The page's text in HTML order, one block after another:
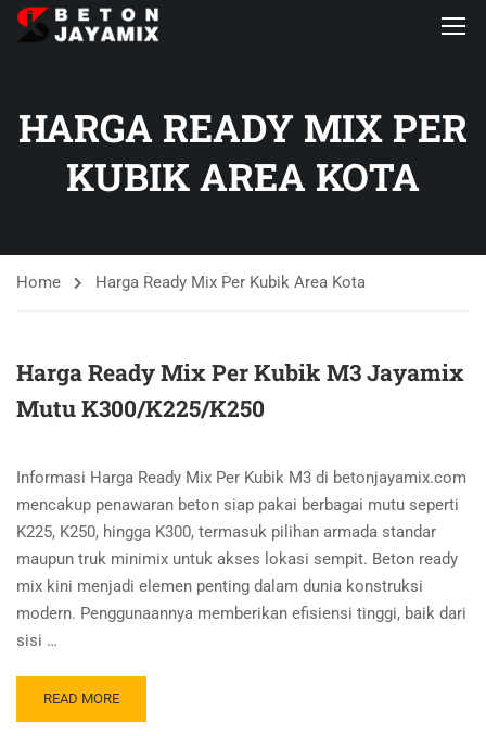
HARGA READY MIX PER
KUBIK AREA KOTA
Home Harga Ready Mix Per Kubik Area Kota
Harga Ready Mix Per Kubik M3 Jayamix
Mutu K300/K225/K250
Informasi Harga Ready Mix Per Kubik M3 di betonjayamix.com
mencakup penawaran beton siap pakai berbagai mutu seperti
K225, K250, hingga K300, termasuk pilihan armada standar
maupun truk minimix untuk akses lokasi sempit. Beton ready
mix kini menjadi elemen penting dalam dunia konstruksi
modern. Penggunaannya memberikan efisiensi tinggi, baik dari
sisi …
READ MORE